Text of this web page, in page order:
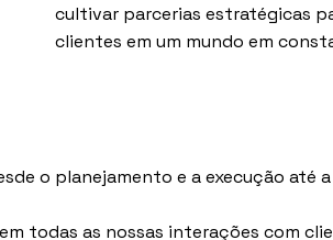
cultivar parcerias estratégicas
clientes em um mundo em
o planejamento e a execução
todas as nossas interações com